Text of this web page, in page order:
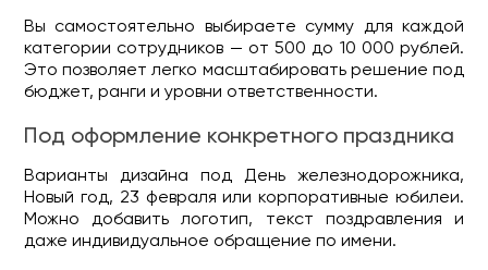
Вы самостоятельно выбираете сумму для каждой
категории сотрудников — от 500 до 10 000 рублей.
Это позволяет легко масштабировать решение под
бюджет, ранги и уровни ответственности.
Под оформление конкретного праздника
Варианты дизайна под День железнодорожника,
Новый год, 23 февраля или корпоративные юбилеи.
Можно добавить логотип, текст поздравления и
даже индивидуальное обращение по имени.